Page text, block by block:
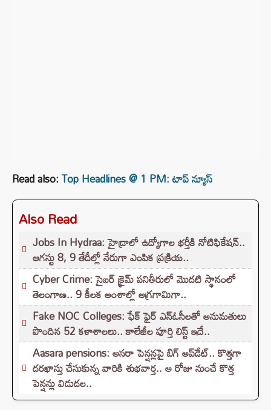
Read also:Top Headlines @ 1 PM: టాప్‌ న్యూస్‌
Also Read
Jobs In Hydraa: హైడ్రాలో ఉద్యోగాల భర్తీకి నోటిఫికేషన్..
ఆగస్టు 8, 9 తేదీల్లో నేరుగా ఎంపిక ప్రక్రియ..
Cyber Crime: సైబర్ క్రైమ్ పనితీరులో మొదటి స్థానంలో
తెలంగాణ.. 9 కీలక అంశాల్లో అగ్రగామిగా..
Fake NOC Colleges: ఫేక్ ఫైర్ ఎన్ఓసీలతో అనుమతులు
పొందిన 52 కళాశాలలు.. కాలేజీల పూర్తి లిస్ట్ ఇదే..
Aasara pensions: ఆసరా పెన్షన్లపై బిగ్ అప్‌డేట్.. కొత్తగా
దరఖాస్తు చేసుకున్న వారికి శుభవార్త.. ఆ రోజు నుంచే కొత్త
పెన్షన్లు విడుదల..